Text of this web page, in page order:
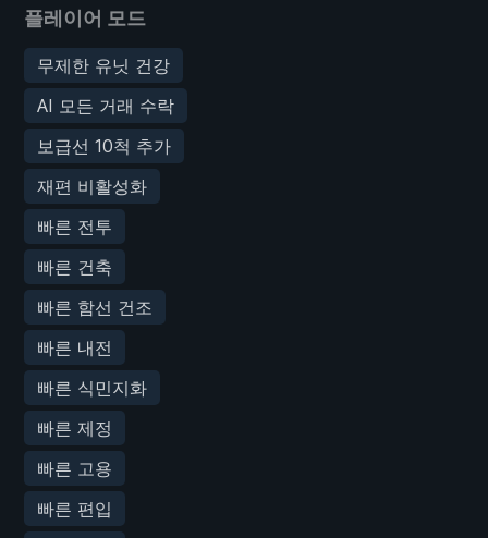
플레이어 모드
무제한 유닛 건강
AI 모든 거래 수락
보급선 10척 추가
재편 비활성화
빠른 전투
빠른 건축
빠른 함선 건조
빠른 내전
빠른 식민지화
빠른 제정
빠른 고용
빠른 편입